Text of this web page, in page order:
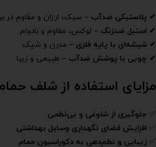
✔ پلاستیکی ضدآب – سبک، ارزان و مقاوم در
✔ استیل ضدزنگ – لوکس، مقاوم و بادوام
✔ شیشه‌ای با پایه فلزی – مدرن و شیک
✔ چوبی با پوشش ضدآب – طبیعی و زیبا
مزایای استفاده از شلف
✅ جلوگیری از شلوغی و بی‌نظمی
✅ افزایش فضای نگهداری وسایل بهداشتی
✅ زیبایی و نظم‌دهی به دکوراسیون حمام